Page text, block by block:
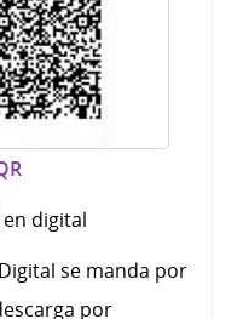
digital
se manda por
por